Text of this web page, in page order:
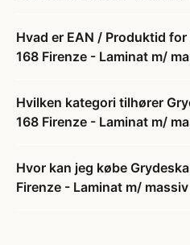
Hvad er EAN / Produktid
168 Firenze - Laminat m/
Hvilken kategori tilhører
168 Firenze - Laminat m/
Hvor kan jeg købe
Firenze - Laminat m/